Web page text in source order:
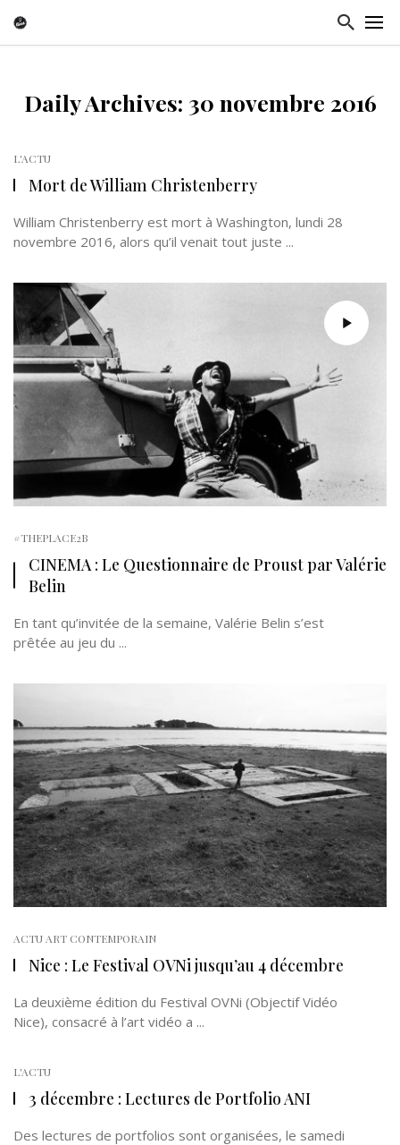
Daily Archives: 30 novembre 2016
L'ACTU
Mort de William Christenberry
William Christenberry est mort à Washington, lundi 28
novembre 2016, alors qu’il venait tout juste ...
#THEPLACE2B
CINEMA : Le Questionnaire de Proust par Valérie
Belin
En tant qu’invitée de la semaine, Valérie Belin s’est
prêtée au jeu du ...
ACTU ART CONTEMPORAIN
Nice : Le Festival OVNi jusqu’au 4 décembre
La deuxième édition du Festival OVNi (Objectif Vidéo
Nice), consacré à l’art vidéo a ...
L'ACTU
3 décembre : Lectures de Portfolio ANI
Des lectures de portfolios sont organisées, le samedi